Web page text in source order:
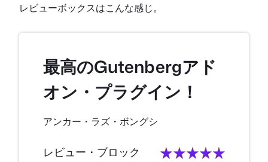
レビューボックスはこんな感じ。
最高のGutenbergアド
オン・プラグイン！
アンカー・ラズ・ボングシ
レビュー・ブロック